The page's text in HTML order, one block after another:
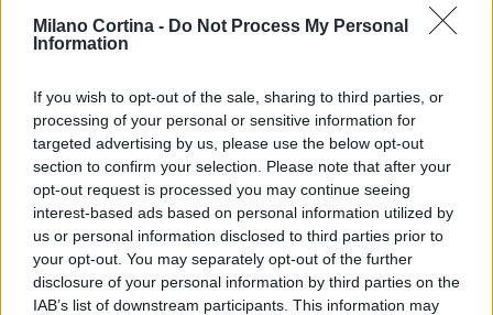
Milano Cortina - Do Not Process My Personal
Information
If you wish to opt-out of the sale, sharing to third parties, or
processing of your personal or sensitive information for
targeted advertising by us, please use the below opt-out
section to confirm your selection. Please note that after your
opt-out request is processed you may continue seeing
interest-based ads based on personal information utilized by
us or personal information disclosed to third parties prior to
your opt-out. You may separately opt-out of the further
disclosure of your personal information by third parties on the
IAB’s list of downstream participants. This information may
emozioni e canti
Marco Tessari · 3 Ago 2026
NEWS